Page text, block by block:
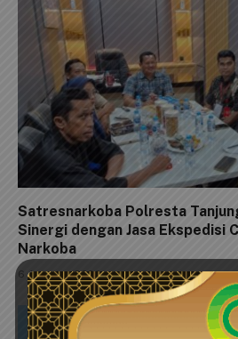
Satresnarkoba Polresta
Sinergi dengan Jasa Ekspedisi
Narkoba
6 Agustus 2026